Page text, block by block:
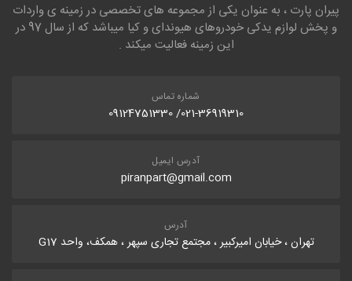
پیران پارت ، به عنوان یکی از مجموعه های تخصصی در زمینه ی واردات
و پخش لوازم یدکی خودروهای هیوندای و کیا میباشد که از سال 97 در
این زمینه فعالیت میکند .
شماره تماس
021-36919310/ 09124751330
آدرس ایمیل
piranpart@gmail.com
آدرس
تهران ، خیابان امیرکبیر ، مجتمع تجاری سپهر ، همکف، واحد G17